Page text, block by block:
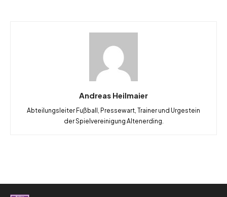
Andreas Heilmaier
Abteilungsleiter Fußball, Pressewart, Trainer und Urgestein
der Spielvereinigung Altenerding.